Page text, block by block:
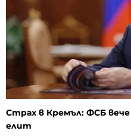
Страх в Кремъл: ФСБ
елит